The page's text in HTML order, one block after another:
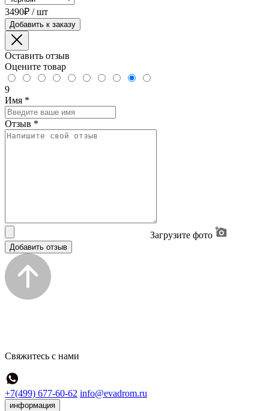
3490₽ / шт
Добавить к заказу
Оставить отзыв
Оцените товар
9
Имя *
Отзыв *
Загрузите фото
Добавить отзыв
Свяжитесь с нами
+7(499) 677-60-62 info@evadrom.ru
информация